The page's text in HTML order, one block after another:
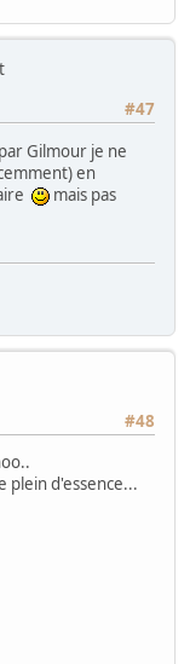
#47
Gilmour je ne
en
mais pas
#48
plein d'essence...